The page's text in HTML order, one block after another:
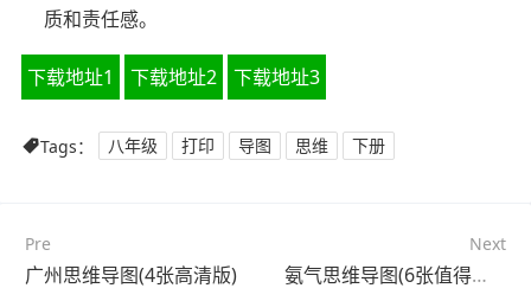
质和责任感。
下载地址1 下载地址2 下载地址3
Tags： 八年级 打印 导图 思维 下册
Pre
广州思维导图(4张高清版)
Next
氨气思维导图(6张值得收藏)